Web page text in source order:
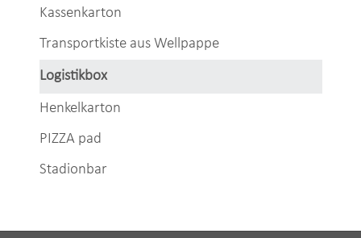
Kassenkarton
Transportkiste aus Wellpappe
Logistikbox
Henkelkarton
PIZZA pad
Stadionbar